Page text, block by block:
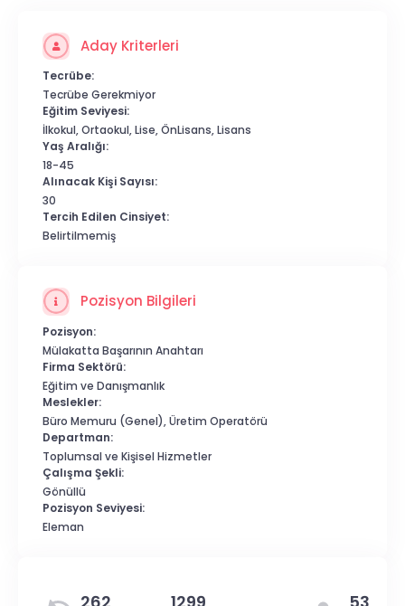
Aday Kriterleri
Tecrübe:
Tecrübe Gerekmiyor
Eğitim Seviyesi:
İlkokul, Ortaokul, Lise, ÖnLisans, Lisans
Yaş Aralığı:
18-45
Alınacak Kişi Sayısı:
30
Tercih Edilen Cinsiyet:
Belirtilmemiş
Pozisyon Bilgileri
Pozisyon:
Mülakatta Başarının Anahtarı
Firma Sektörü:
Eğitim ve Danışmanlık
Meslekler:
Büro Memuru (Genel), Üretim Operatörü
Departman:
Toplumsal ve Kişisel Hizmetler
Çalışma Şekli:
Gönüllü
Pozisyon Seviyesi:
Eleman